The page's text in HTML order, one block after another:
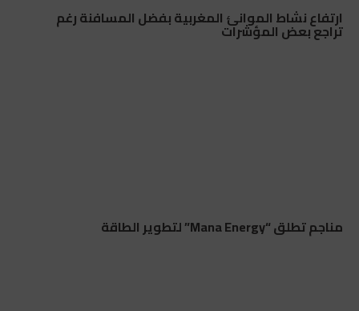
ارتفاع نشاط الموانئ المغربية بفضل المسافنة رغم
تراجع بعض المؤشرات
مناجم تطلق “Mana Energy” لتطوير الطاقة